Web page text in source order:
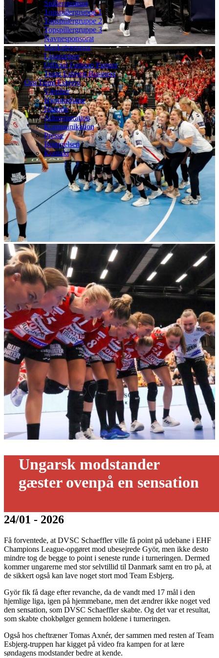
Spillersponsor
Topspillergruppe 1
Topspillergruppe 2
Topspillergruppe 3
Navnesponsorat
Maskotsponsor
Ligapartner
Official Fashion Partner
Team Esbjerg Business
Om Team Esbjerg
Værdier
Hjemmebane
Historie
Administration
Kommunikation
Presse
Bestyrelsen
Kontakt
Ungarsk modstander
gæster ovenpå en sensation
24/01 - 2026
Få forventede, at DVSC Schaeffler ville få point på udebane i EHF
Champions League-opgøret mod ubesejrede Györ, men ikke desto
mindre tog de begge to point i seneste runde i turneringen. Dermed
kommer ungarerne med stor selvtillid til Danmark samt en tro på, at
de sikkert også kan lave noget stort mod Team Esbjerg.
Györ fik få dage efter revanche, da de vandt med 17 mål i den
hjemlige liga, igen på hjemmebane, men det ændrer ikke noget ved
den sensation, som DVSC Schaeffler skabte. Og det var et resultat,
som skabte chokbølger gennem holdene i turneringen.
Også hos cheftræner Tomas Axnér, der sammen med resten af Team
Esbjerg-truppen har kigget på video fra kampen for at lære
søndagens modstander bedre at kende.